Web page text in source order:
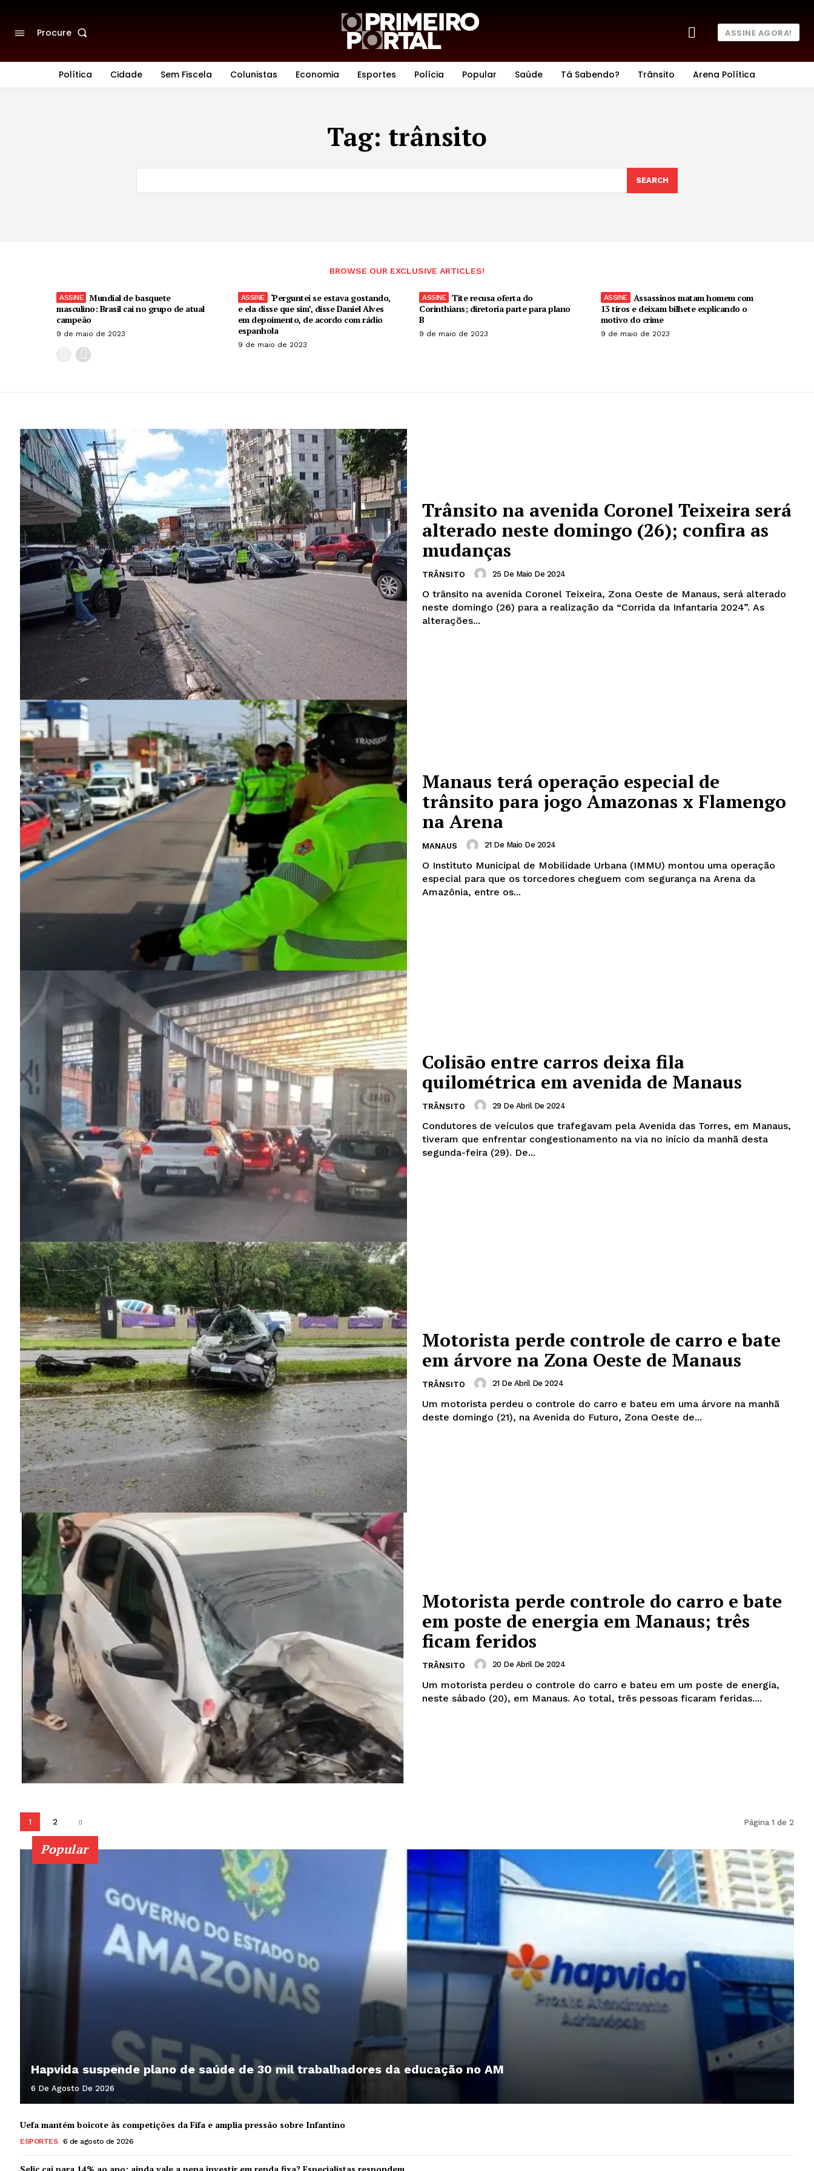
Procure ASSINE AGORA!
Política Cidade Sem Fiscela Colunistas Economia Esportes Polícia Popular Saúde Tá Sabendo? Trânsito Arena Política
Tag: trânsito
SEARCH
BROWSE OUR EXCLUSIVE ARTICLES!
Mundial de basquete
masculino: Brasil cai no grupo de atual
campeão
9 de maio de 2023
‘Perguntei se estava gostando,
e ela disse que sim’, disse Daniel Alves
em depoimento, de acordo com rádio
espanhola
9 de maio de 2023
Tite recusa oferta do
Corinthians; diretoria parte para plano
B
9 de maio de 2023
Assassinos matam homem com
13 tiros e deixam bilhete explicando o
motivo do crime
9 de maio de 2023
Trânsito na avenida Coronel Teixeira será
alterado neste domingo (26); confira as
mudanças
TRÂNSITO 25 De Maio De 2024
O trânsito na avenida Coronel Teixeira, Zona Oeste de Manaus, será alterado
neste domingo (26) para a realização da “Corrida da Infantaria 2024”. As
alterações...
Manaus terá operação especial de
trânsito para jogo Amazonas x Flamengo
na Arena
MANAUS 21 De Maio De 2024
O Instituto Municipal de Mobilidade Urbana (IMMU) montou uma operação
especial para que os torcedores cheguem com segurança na Arena da
Amazônia, entre os...
Colisão entre carros deixa fila
quilométrica em avenida de Manaus
TRÂNSITO 29 De Abril De 2024
Condutores de veículos que trafegavam pela Avenida das Torres, em Manaus,
tiveram que enfrentar congestionamento na via no início da manhã desta
segunda-feira (29). De...
Motorista perde controle de carro e bate
em árvore na Zona Oeste de Manaus
TRÂNSITO 21 De Abril De 2024
Um motorista perdeu o controle do carro e bateu em uma árvore na manhã
deste domingo (21), na Avenida do Futuro, Zona Oeste de...
Motorista perde controle do carro e bate
em poste de energia em Manaus; três
ficam feridos
TRÂNSITO 20 De Abril De 2024
Um motorista perdeu o controle do carro e bateu em um poste de energia,
neste sábado (20), em Manaus. Ao total, três pessoas ficaram feridas....
1 2 Página 1 de 2
Popular
Hapvida suspende plano de saúde de 30 mil trabalhadores da educação no AM
6 De Agosto De 2026
Uefa mantém boicote às competições da Fifa e amplia pressão sobre Infantino
ESPORTES 6 de agosto de 2026